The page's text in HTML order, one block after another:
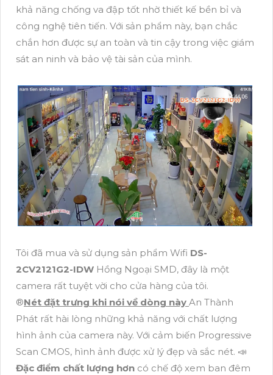
khả năng chống va đập tốt nhờ thiết kế bền bỉ và
công nghệ tiên tiến. Với sản phẩm này, bạn chắc
chắn hơn được sự an toàn và tin cậy trong việc giám
sát an ninh và bảo vệ tài sản của mình.
Tôi đã mua và sử dụng sản phẩm Wifi DS-
2CV2121G2-IDW Hồng Ngoại SMD, đây là một
camera rất tuyệt vời cho cửa hàng của tôi.
®️Nét đặt trưng khi nói về dòng này An Thành
Phát rất hài lòng những khả năng với chất lượng
hình ảnh của camera này. Với cảm biến Progressive
Scan CMOS, hình ảnh được xử lý đẹp và sắc nét. 📣
Đặc điểm chất lượng hơn có chế độ xem ban đêm